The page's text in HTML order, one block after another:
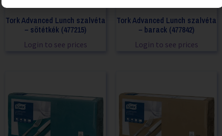
Tork Advanced Lunch szalvéta
– sötétkék (477215)
Login to see prices
Tork Advanced Lunch szalvéta
– barack (477842)
Login to see prices